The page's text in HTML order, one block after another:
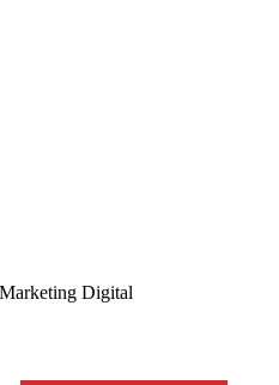
Digital